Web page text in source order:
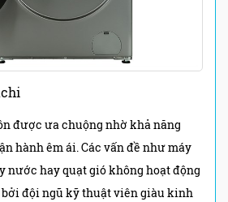
được ưa chuộng nhờ khả năng
hành êm ái. Các vấn đề như máy
nước hay quạt gió không hoạt động
đội ngũ kỹ thuật viên giàu kinh